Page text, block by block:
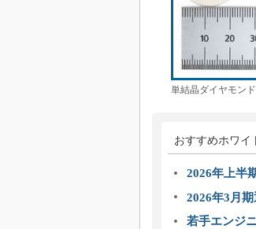
単結晶ダイヤモン
おすすめホワイ
2026年上半
2026年3月
若手エンジ